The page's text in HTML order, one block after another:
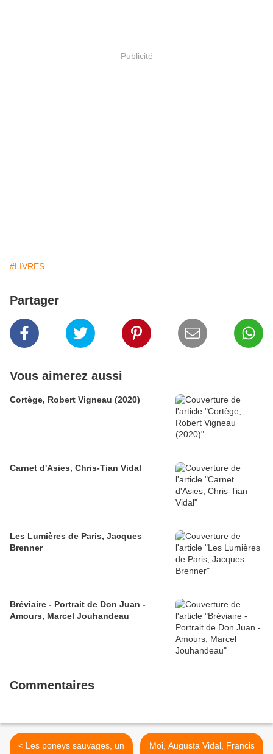
Publicité
#LIVRES
Partager
Vous aimerez aussi
Cortège, Robert Vigneau (2020)
Carnet d'Asies, Chris-Tian Vidal
Les Lumières de Paris, Jacques
Brenner
Bréviaire - Portrait de Don Juan -
Amours, Marcel Jouhandeau
Commentaires
< Les poneys sauvages, un
Moi, Augusta Vidal, Francis